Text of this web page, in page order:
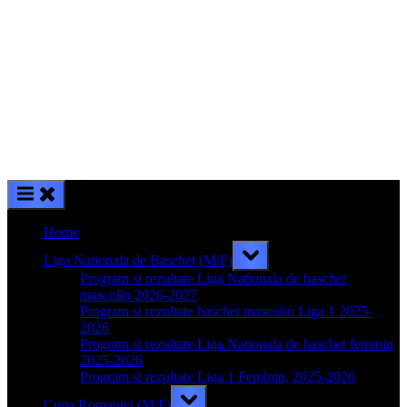
Home
Liga Nationala de Baschet (M/F)
Toggle
sub-
menu
Program si rezultate Liga Nationala de baschet
masculin 2026-2027
Program si rezultate baschet masculin Liga 1 2025-
2026
Program si rezultate Liga Nationala de baschet feminin
2025-2026
Program si rezultate Liga 1 Feminin, 2025-2026
Toggle